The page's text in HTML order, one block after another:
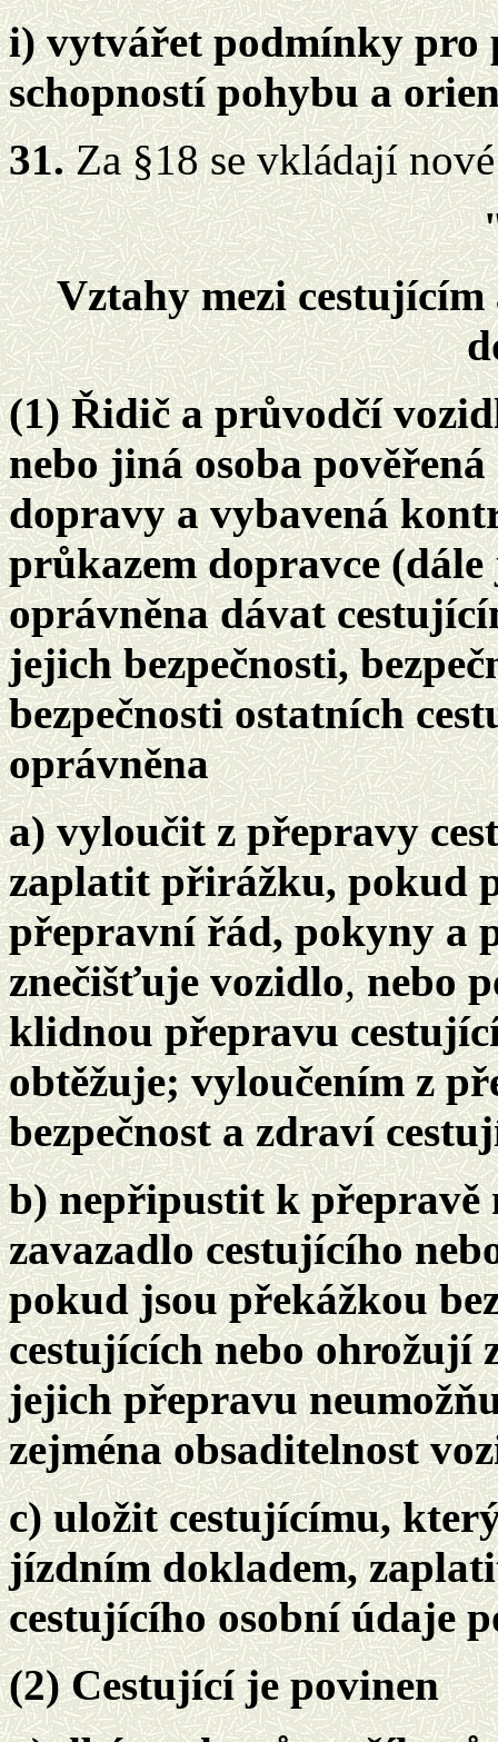
i) vytvářet podmínky pro
schopností pohybu a
31.Za §18 se vkládají
Vztahy mezi
(1) Řidič a průvodčí
nebo jiná osoba
dopravy a vybavená
průkazem dopravce
oprávněna dávat
jejich bezpečnosti,
bezpečnosti ostatních
oprávněna
a) vyloučit z přepravy
zaplatit přirážku, pokud
přepravní řád, pokyny a
znečišťuje vozidlo,nebo
klidnou přepravu
obtěžuje; vyloučením z
bezpečnost a zdraví
b) nepřipustit k přepravě
zavazadlo cestujícího
pokud jsou překážkou
cestujících nebo ohrožují
jejich přepravu
zejména obsaditelnost
c) uložit cestujícímu,
jízdním dokladem,
cestujícího osobní údaje
(2) Cestující je povinen